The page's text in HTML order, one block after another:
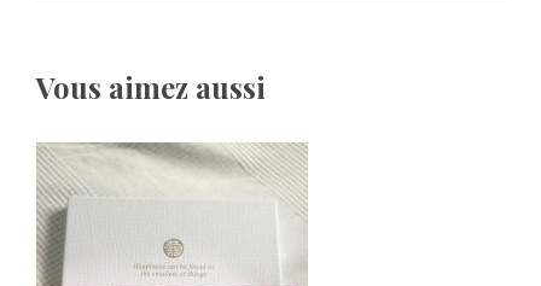
Vous aimez aussi